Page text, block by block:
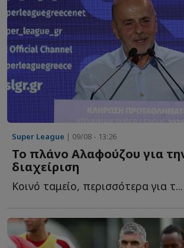
Super League | 09/08 - 13:26
Το πλάνο Αλαφούζου για
διαχείριση
Κοινό ταμείο, περισσότερα για τ...